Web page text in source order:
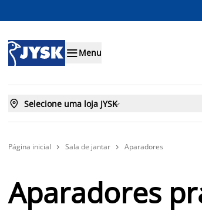
Menu
 Selecione uma loja JYSK
Página inicial  Sala de jantar  Aparadores
Aparadores